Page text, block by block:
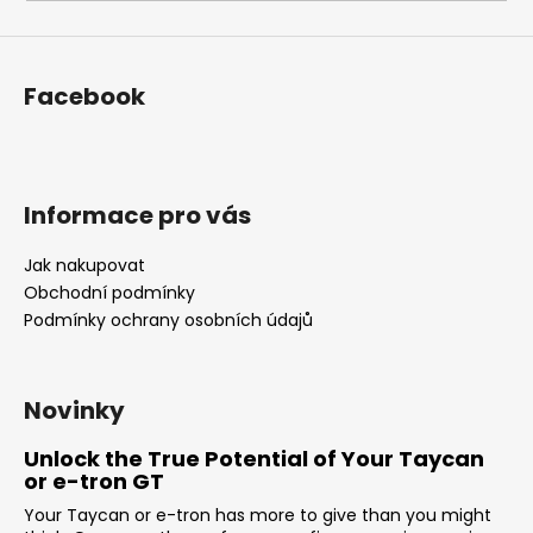
i
g
?
e
r
e
Facebook
Informace pro vás
Jak nakupovat
Obchodní podmínky
Podmínky ochrany osobních údajů
Novinky
Unlock the True Potential of Your Taycan
or e-tron GT
Your Taycan or e-tron has more to give than you might